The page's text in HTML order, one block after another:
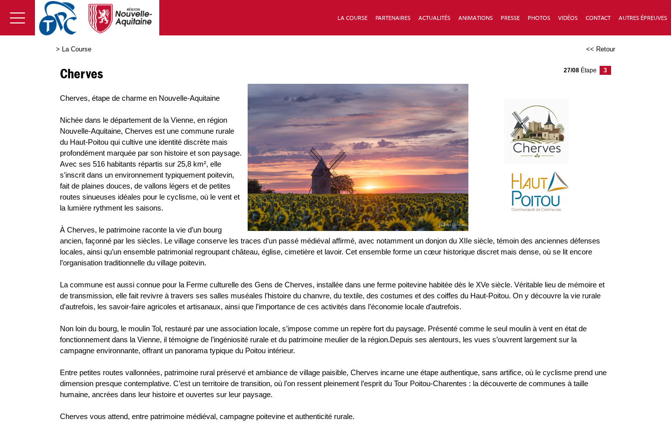
LA COURSE PARTENAIRES ACTUALITÉS ANIMATIONS PRESSE PHOTOS VIDÉOS CONTACT AUTRES ÉPREUVES
> La Course << Retour
27/08 Étape 3
Cherves
Cherves, étape de charme en Nouvelle-Aquitaine
Nichée dans le département de la Vienne, en région
Nouvelle-Aquitaine, Cherves est une commune rurale
du Haut-Poitou qui cultive une identité discrète mais
profondément marquée par son histoire et son paysage.
Avec ses 516 habitants répartis sur 25,8 km², elle
s’inscrit dans un environnement typiquement poitevin,
fait de plaines douces, de vallons légers et de petites
routes sinueuses idéales pour le cyclisme, où le vent et
la lumière rythment les saisons.
À Cherves, le patrimoine raconte la vie d’un bourg
ancien, façonné par les siècles. Le village conserve les traces d’un passé médiéval affirmé, avec notamment un donjon du XIIe siècle, témoin des anciennes défenses
locales, ainsi qu’un ensemble patrimonial regroupant château, église, cimetière et lavoir. Cet ensemble forme un cœur historique discret mais dense, où se lit encore
l’organisation traditionnelle du village poitevin.
La commune est aussi connue pour la Ferme culturelle des Gens de Cherves, installée dans une ferme poitevine habitée dès le XVe siècle. Véritable lieu de mémoire et
de transmission, elle fait revivre à travers ses salles muséales l’histoire du chanvre, du textile, des costumes et des coiffes du Haut-Poitou. On y découvre la vie rurale
d’autrefois, les savoir-faire agricoles et artisanaux, ainsi que l’importance de ces activités dans l’économie locale d’autrefois.
Non loin du bourg, le moulin Tol, restauré par une association locale, s’impose comme un repère fort du paysage. Présenté comme le seul moulin à vent en état de
fonctionnement dans la Vienne, il témoigne de l’ingéniosité rurale et du patrimoine meulier de la région.Depuis ses alentours, les vues s’ouvrent largement sur la
campagne environnante, offrant un panorama typique du Poitou intérieur.
Entre petites routes vallonnées, patrimoine rural préservé et ambiance de village paisible, Cherves incarne une étape authentique, sans artifice, où le cyclisme prend une
dimension presque contemplative. C’est un territoire de transition, où l’on ressent pleinement l’esprit du Tour Poitou-Charentes : la découverte de communes à taille
humaine, ancrées dans leur histoire et ouvertes sur leur paysage.
Cherves vous attend, entre patrimoine médiéval, campagne poitevine et authenticité rurale.